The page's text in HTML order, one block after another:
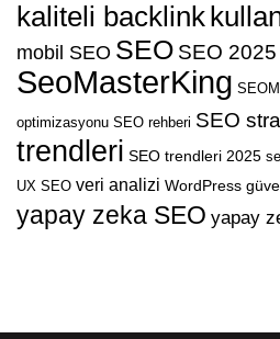
kaliteli backlink
mobil SEO SEO SEO 2025
SeoMasterKing
optimizasyonu SEO rehberi SEO
trendleri SEO trendleri 2025
UX SEO veri analizi WordPress
yapay zeka SEO yapay